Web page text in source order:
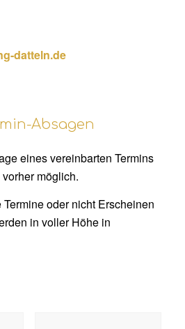
datteln.de
Absagen
eines vereinbarten Termins
möglich.
oder nicht Erscheinen
in voller Höhe in